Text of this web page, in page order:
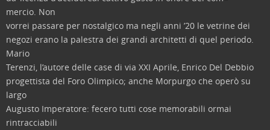
mercio. Non
vorrei passare per nostalgico ma negli anni ’20 le vetrine dei
negozi erano la palestra dei grandi architetti di quel periodo.
Mario
Terenzi, l’autore delle case di via XXI Aprile, Enrico Del Debbio
progettista del Foro Olimpico; anche Morpurgo che operò su
largo
Augusto Imperatore: fecero tutti cose memorabili ormai
rintracciabili